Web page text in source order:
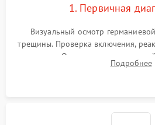
1. Первичная
Визуальный осмотр
трещины. Проверка включения,
зарядки. Оценка вывода
проверка базовых функций и
Подробнее